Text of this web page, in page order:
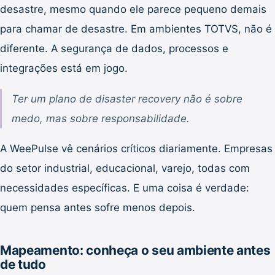
desastre, mesmo quando ele parece pequeno demais
para chamar de desastre. Em ambientes TOTVS, não é
diferente. A segurança de dados, processos e
integrações está em jogo.
Ter um plano de disaster recovery não é sobre
medo, mas sobre responsabilidade.
A WeePulse vê cenários críticos diariamente. Empresas
do setor industrial, educacional, varejo, todas com
necessidades específicas. E uma coisa é verdade:
quem pensa antes sofre menos depois.
Mapeamento: conheça o seu ambiente antes
de tudo